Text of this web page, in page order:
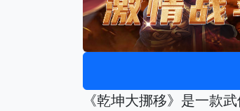
《乾坤大挪移》是一款